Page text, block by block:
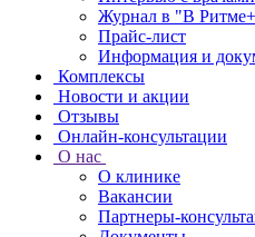
Журнал в "В
Прайс-лист
Информация и
Комплексы
Новости и акции
Отзывы
Онлайн-консультации
О нас
О клинике
Вакансии
Партнеры-